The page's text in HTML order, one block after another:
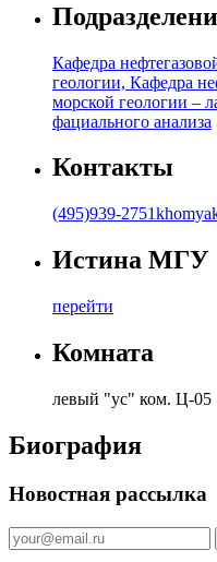
Кафедра
геологии, Кафедра
морской геологии –
фациального анализа
Контакты
(495)939-2751
Истина МГУ
перейти
Комната
левый "ус" ком. Ц-05
Биография
Новостная рассылка